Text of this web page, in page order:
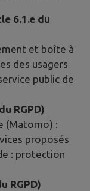
6.1.e du
et boîte à
des usagers
public de
RGPD)
(Matomo) :
proposés
: protection
RGPD)